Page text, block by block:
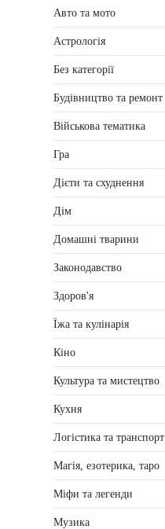
Авто та мото
Астрологія
Без категорії
Будівництво та ремонт
Військова тематика
Гра
Дієти та схуднення
Дім
Домашні тварини
Законодавство
Здоров'я
Їжа та кулінарія
Кіно
Культура та мистецтво
Кухня
Логістика та транспорт
Магія, езотерика, таро
Міфи та легенди
Музика